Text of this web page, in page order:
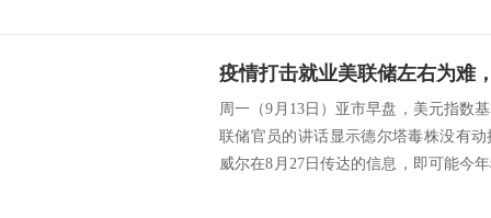
周一（9月13日）亚市早盘，美元指数
联储官员的讲话显示德尔塔毒株没有
威尔在8月27日传达的信息，即可能今